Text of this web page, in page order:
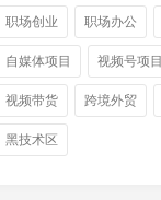
职场创业 职场办公
自媒体项目 视频号项目
视频带货 跨境外贸
黑技术区